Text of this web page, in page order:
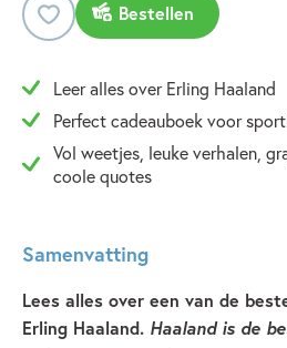
Bestellen
Leer alles over Erling Haaland
Perfect cadeauboek voor
Vol weetjes, leuke verhalen,
coole quotes
Samenvatting
Lees alles over een van de
Erling Haaland. Haaland is de